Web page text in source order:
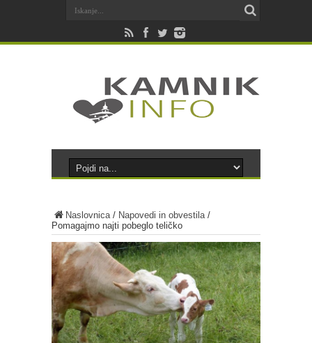
Naslovnica/ Napovedi in obvestila/
Pomagajmo najti pobeglo teličko